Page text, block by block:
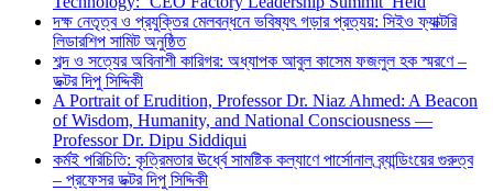
দক্ষ নেতৃত্ব ও প্রযুক্তির মেলবন্ধনে ভবিষ্যৎ গড়ার প্রত্যয়: সিইও ফ্যাক্টরি
লিডারশিপ সামিট অনুষ্ঠিত
শব্দ ও সত্যের অবিনাশী কারিগর: অধ্যাপক আবুল কাসেম ফজলুল হক স্মরণে –
ডক্টর দিপু সিদ্দিকী
A Portrait of Erudition, Professor Dr. Niaz Ahmed: A Beacon
of Wisdom, Humanity, and National Consciousness —
Professor Dr. Dipu Siddiqui
কর্মই পরিচিতি: কৃত্রিমতার ঊর্ধ্বে সামষ্টিক কল্যাণে পার্সোনাল ব্র্যান্ডিংয়ের গুরুত্ব
– প্রফেসর ডক্টর দিপু সিদ্দিকী